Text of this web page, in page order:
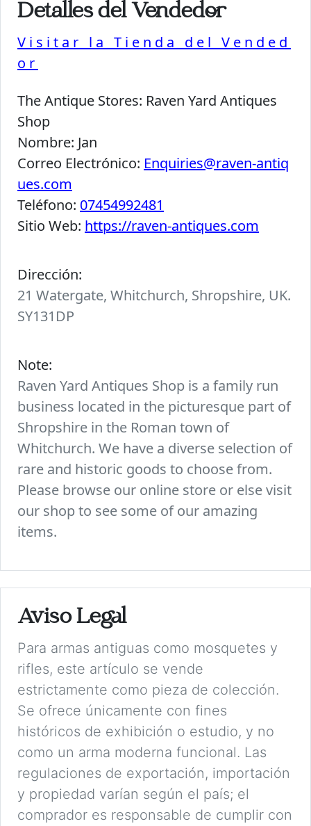
Detalles del Vendedor
Visitar la Tienda del Vended
or
The Antique Stores: Raven Yard Antiques
Shop
Nombre: Jan
Correo Electrónico: Enquiries@raven-antiq
ues.com
Teléfono: 07454992481
Sitio Web: https://raven-antiques.com
Dirección:
21 Watergate, Whitchurch, Shropshire, UK.
SY131DP
Note:
Raven Yard Antiques Shop is a family run
business located in the picturesque part of
Shropshire in the Roman town of
Whitchurch. We have a diverse selection of
rare and historic goods to choose from.
Please browse our online store or else visit
our shop to see some of our amazing
items.
Aviso Legal
Para armas antiguas como mosquetes y
rifles, este artículo se vende
estrictamente como pieza de colección.
Se ofrece únicamente con fines
históricos de exhibición o estudio, y no
como un arma moderna funcional. Las
regulaciones de exportación, importación
y propiedad varían según el país; el
comprador es responsable de cumplir con